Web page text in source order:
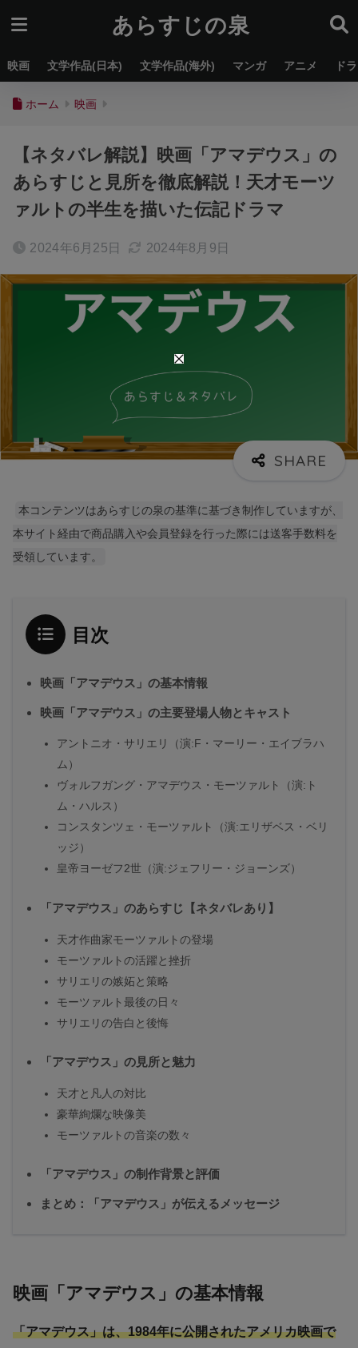
あらすじの泉
映画 文学作品(日本) 文学作品(海外) マンガ アニメ ド
ホーム 映画
【ネタバレ解説】映画「アマデウス」の
あらすじと見所を徹底解説！天才モーツ
ァルトの半生を描いた伝記ドラマ
2024年6月25日 2024年8月9日
本コンテンツはあらすじの泉の基準に基づき制作していますが、
本サイト経由で商品購入や会員登録を行った際には送客手数料を
受領しています。
目次
映画「アマデウス」の基本情報
映画「アマデウス」の主要登場人物とキャスト
アントニオ・サリエリ（演:F・マーリー・エイブラハ
ム）
ヴォルフガング・アマデウス・モーツァルト（演:ト
ム・ハルス）
コンスタンツェ・モーツァルト（演:エリザベス・ベリ
ッジ）
皇帝ヨーゼフ2世（演:ジェフリー・ジョーンズ）
「アマデウス」のあらすじ【ネタバレあり】
天才作曲家モーツァルトの登場
モーツァルトの活躍と挫折
サリエリの嫉妬と策略
モーツァルト最後の日々
サリエリの告白と後悔
「アマデウス」の見所と魅力
天才と凡人の対比
豪華絢爛な映像美
モーツァルトの音楽の数々
「アマデウス」の制作背景と評価
まとめ：「アマデウス」が伝えるメッセージ
映画「アマデウス」の基本情報
「アマデウス」は、1984年に公開されたアメリカ映画で